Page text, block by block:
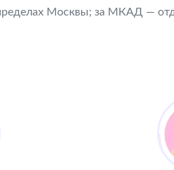
Москвы; за МКАД —